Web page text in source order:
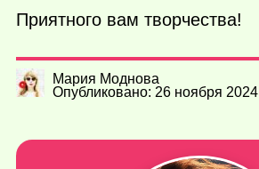
Приятного вам творчества!
Мария Моднова
Опубликовано: 26 ноября 2024